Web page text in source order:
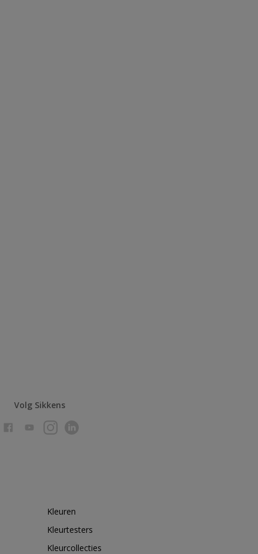
Volg Sikkens
Kleuren
Kleurtesters
Kleurcollecties